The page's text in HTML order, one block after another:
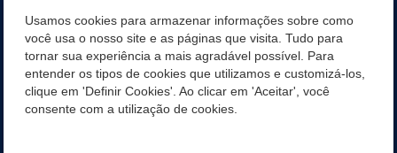
SERVIÇOS
SERVIÇOS DO DEPARTAMENTO DE RECEITA MUNICIPAL
Usamos cookies para armazenar informações sobre como
você usa o nosso site e as páginas que visita. Tudo para
tornar sua experiência a mais agradável possível. Para
entender os tipos de cookies que utilizamos e customizá-los,
clique em 'Definir Cookies'. Ao clicar em 'Aceitar', você
consente com a utilização de cookies.